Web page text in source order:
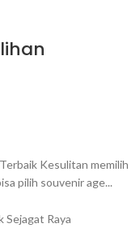
Kesulitan memilih
pilih souvenir age...